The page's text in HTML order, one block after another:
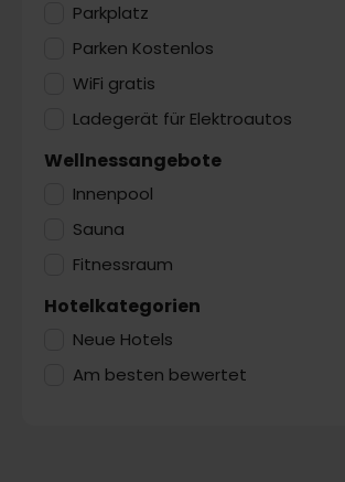
Parkplatz
Parken Kostenlos
WiFi gratis
Ladegerät für Elektroautos
Wellnessangebote
Innenpool
Sauna
Fitnessraum
Hotelkategorien
Neue Hotels
Am besten bewertet